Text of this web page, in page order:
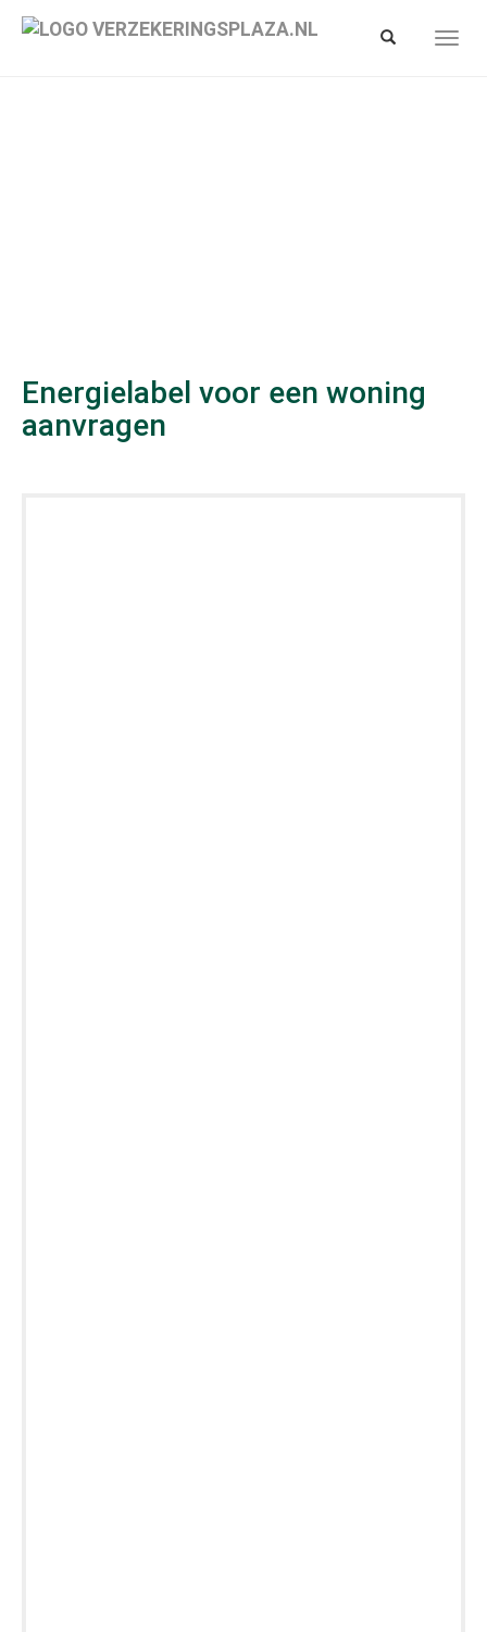
naar
Toon/verberg
Energielabel voor een woning
aanvragen